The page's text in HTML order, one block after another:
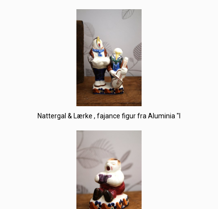
Nattergal & Lærke , fajance figur fra Aluminia "I